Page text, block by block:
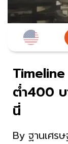
ต่ำ400 บ
นี่
By ฐานเศร